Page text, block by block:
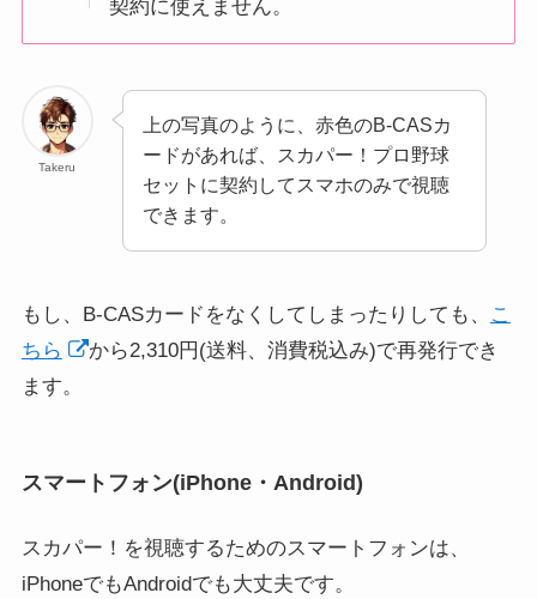
契約に使えません。
Takeru
上の写真のように、赤色のB-CASカ
ードがあれば、スカパー！プロ野球
セットに契約してスマホのみで視聴
できます。
もし、B-CASカードをなくしてしまったりしても、
こ
ちら
から2,310円(送料、消費税込み)で再発行でき
ます。
スマートフォン(iPhone・Android)
スカパー！を視聴するためのスマートフォンは、
iPhoneでもAndroidでも大丈夫です。